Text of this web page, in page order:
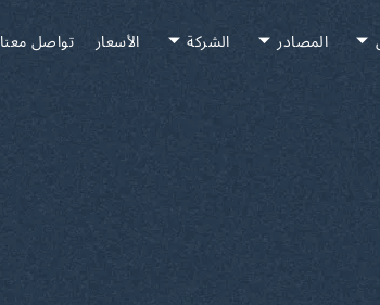
المصادر الشركة الأسعار تواصل معنا